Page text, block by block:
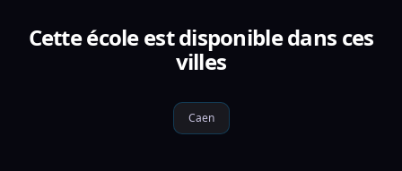
Cette école est disponible dans ces
villes
Caen